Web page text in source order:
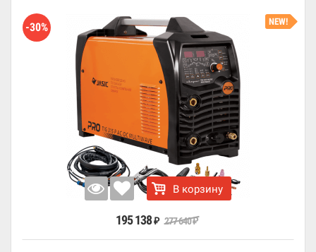
NEW!
-30%
В корзину
195 138 ₽ 277 640₽